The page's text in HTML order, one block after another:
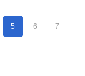
5 6 7